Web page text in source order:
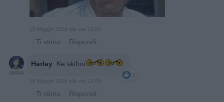
15 Maggio 2016 alle ore 13:06
· Ti stimo · Rispondi
Harley: Ke skifoo
3
· Ti stimo · Rispondi